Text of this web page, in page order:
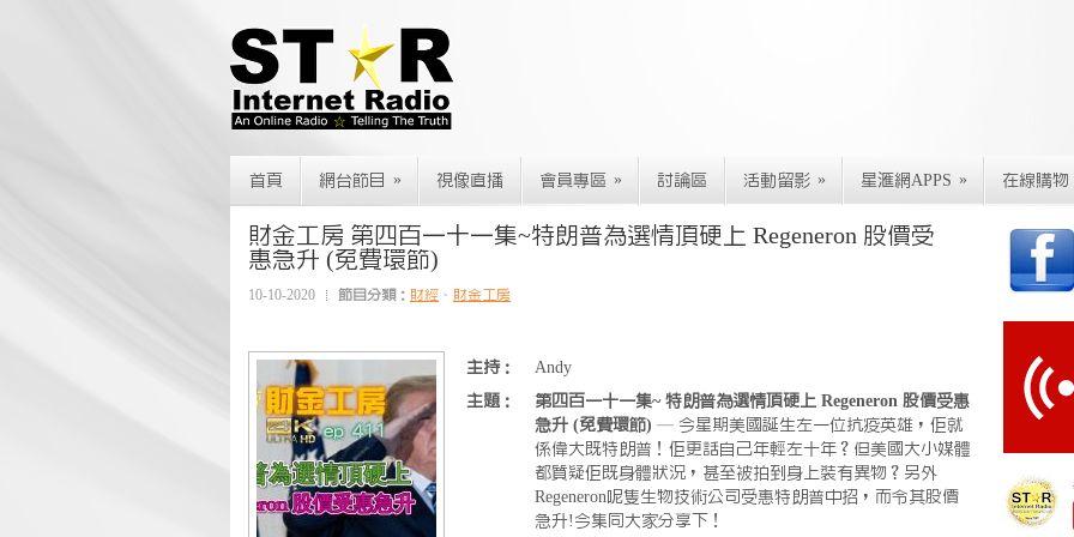
首頁 網台節目 » 視像直播 會員專區 » 討論區 活動留影 » 星滙網APPS » 在線購物
財金工房 第四百一十一集~特朗普為選情頂硬上 Regeneron 股價受
惠急升 (免費環節)
10-10-2020 節目分類： 財經 、 財金工房
主持：
Andy
主題：
第四百一十一集~ 特朗普為選情頂硬上 Regeneron 股價受惠
急升 (免費環節) — 今星期美國誕生左一位抗疫英雄，佢就
係偉大既特朗普！佢更話自己年輕左十年？但美國大小媒體
都質疑佢既身體狀況，甚至被拍到身上裝有異物？另外
Regeneron呢隻生物技術公司受惠特朗普中招，而令其股價
急升!今集同大家分享下！